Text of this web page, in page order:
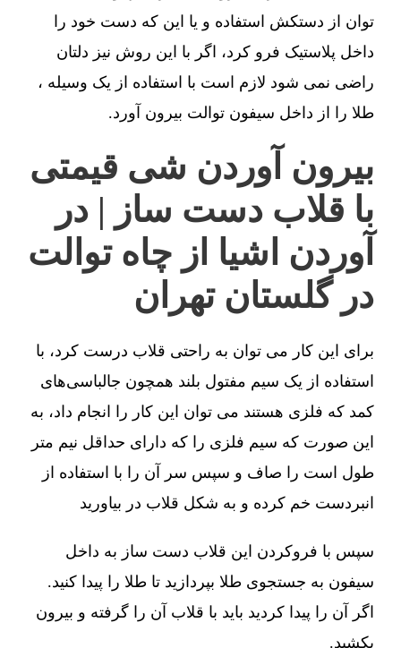
توان از دستکش استفاده و یا این که دست خود را
داخل پلاستیک فرو کرد، اگر با این روش نیز دلتان
راضی نمی شود لازم است با استفاده از یک وسیله ،
طلا را از داخل سیفون توالت بیرون آورد.
بیرون آوردن شی قیمتی
با قلاب دست ساز | در
آوردن اشیا از چاه توالت
در گلستان تهران
برای این کار می توان به راحتی قلاب درست کرد، با
استفاده از یک سیم مفتول بلند همچون جالباسی‌های
کمد که فلزی هستند می توان این کار را انجام داد، به
این صورت که سیم فلزی را که دارای حداقل نیم متر
طول است را صاف و سپس سر آن را با استفاده از
انبردست خم کرده و به شکل قلاب در بیاورید
سپس با فروکردن این قلاب دست ساز به داخل
سیفون به جستجوی طلا بپردازید تا طلا را پیدا کنید.
اگر آن را پیدا کردید باید با قلاب آن را گرفته و بیرون
بکشید.